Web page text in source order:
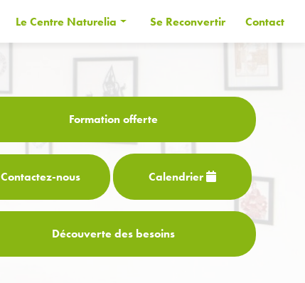
Le Centre Naturelia
Informations générales
Se Reconvertir Contact
Formation offerte
Contactez-nous Calendrier
Découverte des besoins